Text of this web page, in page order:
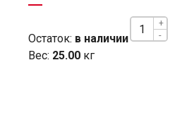
-
+
Остаток: в наличии
Вес: 25.00 кг